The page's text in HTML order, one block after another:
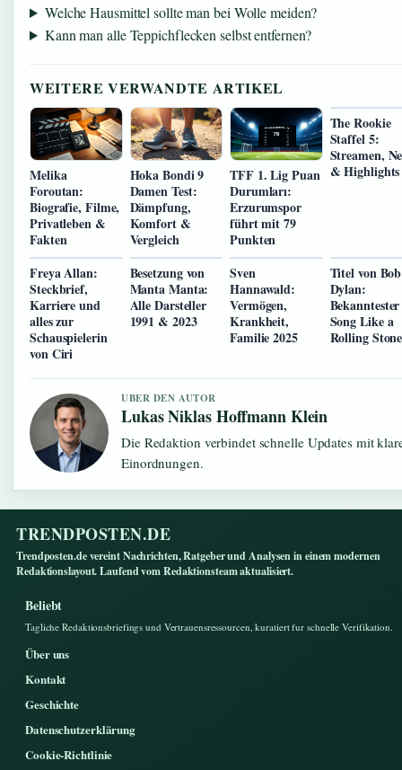
Welche Hausmittel sollte man bei Wolle meiden?
Kann man alle Teppichflecken selbst entfernen?
WEITERE VERWANDTE ARTIKEL
Melika
Foroutan:
Biografie, Filme,
Privatleben &
Fakten
Hoka Bondi 9
Damen Test:
Dämpfung,
Komfort &
Vergleich
TFF 1. Lig Puan
Durumları:
Erzurumspor
führt mit 79
Punkten
The Rookie
Staffel 5:
Streamen,
& Highlights
Freya Allan:
Steckbrief,
Karriere und
alles zur
Schauspielerin
von Ciri
Besetzung von
Manta Manta:
Alle Darsteller
1991 & 2023
Sven
Hannawald:
Vermögen,
Krankheit,
Familie 2025
Titel von Bob
Dylan:
Bekanntester
Song Like a
Rolling Stone
UBER DEN AUTOR
Lukas Niklas Hoffmann Klein
Die Redaktion verbindet schnelle Updates mit
Einordnungen.
TRENDPOSTEN.DE
Trendposten.de vereint Nachrichten, Ratgeber und Analysen in einem modernen
Redaktionslayout. Laufend vom Redaktionsteam aktualisiert.
Beliebt
Tagliche Redaktionsbriefings und Vertrauensressourcen, kuratiert fur schnelle Verifikation.
Über uns
Kontakt
Geschichte
Datenschutzerklärung
Cookie-Richtlinie